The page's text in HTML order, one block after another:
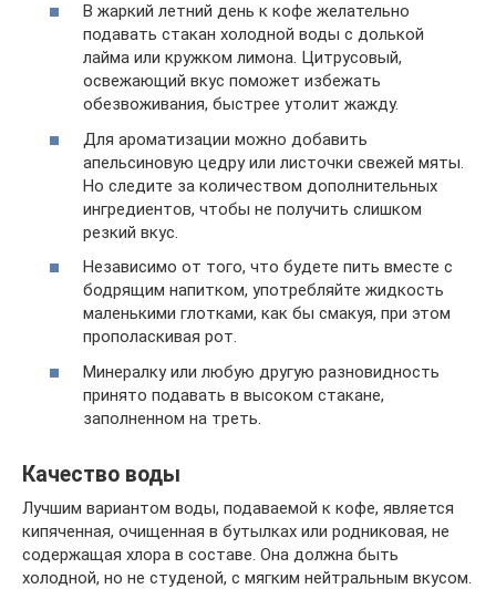
В жаркий летний день к кофе желательно
подавать стакан холодной воды с долькой
лайма или кружком лимона. Цитрусовый,
освежающий вкус поможет избежать
обезвоживания, быстрее утолит жажду.
Для ароматизации можно добавить
апельсиновую цедру или листочки свежей мяты.
Но следите за количеством дополнительных
ингредиентов, чтобы не получить слишком
резкий вкус.
Независимо от того, что будете пить вместе с
бодрящим напитком, употребляйте жидкость
маленькими глотками, как бы смакуя, при этом
прополаскивая рот.
Минералку или любую другую разновидность
принято подавать в высоком стакане,
заполненном на треть.
Качество воды
Лучшим вариантом воды, подаваемой к кофе, является
кипяченная, очищенная в бутылках или родниковая, не
содержащая хлора в составе. Она должна быть
холодной, но не студеной, с мягким нейтральным вкусом.